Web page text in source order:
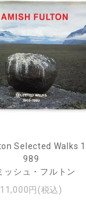
Selected Walks
989
ッシュ・フルトン
11,000円(税込)